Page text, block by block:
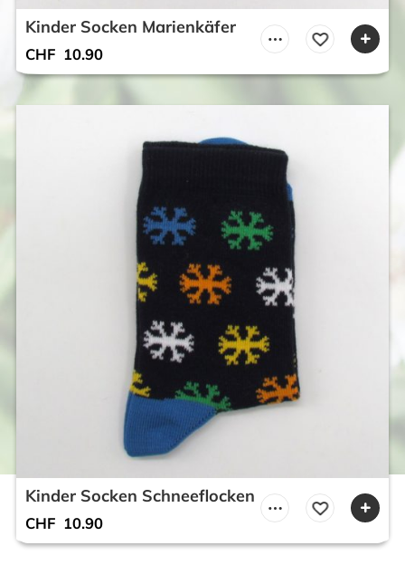
Kinder Socken Marienkäfer
CHF 10.90
Kinder Socken Schneeflocken
CHF 10.90